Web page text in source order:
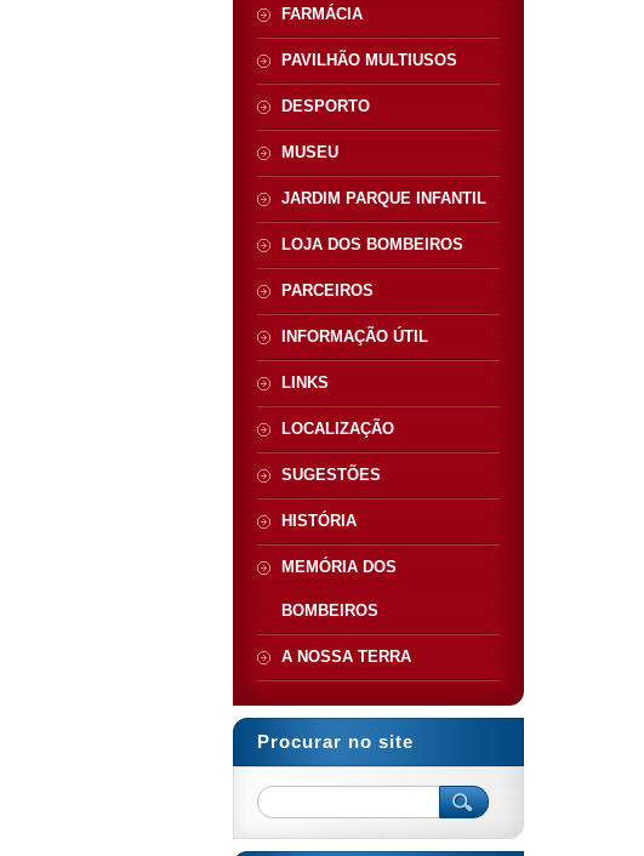
FARMÁCIA
PAVILHÃO MULTIUSOS
DESPORTO
MUSEU
JARDIM PARQUE INFANTIL
LOJA DOS BOMBEIROS
PARCEIROS
INFORMAÇÃO ÚTIL
LINKS
LOCALIZAÇÃO
SUGESTÕES
HISTÓRIA
MEMÓRIA DOS
BOMBEIROS
A NOSSA TERRA
Procurar no site